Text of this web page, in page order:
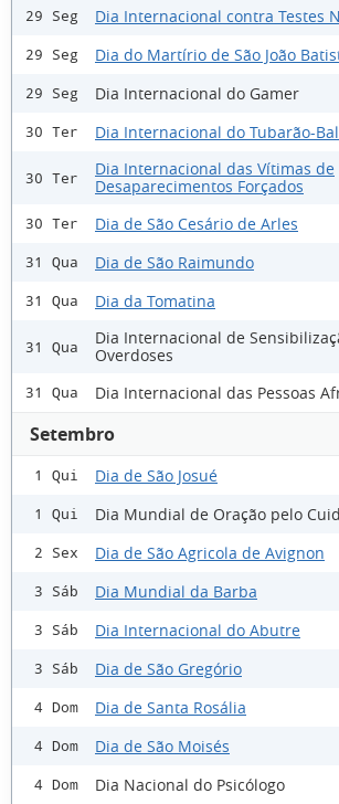
29 Seg Dia Internacional contra Testes
29 Seg Dia do Martírio de São João
29 Seg Dia Internacional do Gamer
30 Ter Dia Internacional do Tubarão-
30 Ter
Dia Internacional das Vítimas de
Desaparecimentos Forçados
30 Ter Dia de São Cesário de Arles
31 Qua Dia de São Raimundo
31 Qua Dia da Tomatina
31 Qua
Dia Internacional de
Overdoses
31 Qua Dia Internacional das Pessoas
Setembro
1 Qui Dia de São Josué
1 Qui Dia Mundial de Oração pelo
2 Sex Dia de São Agricola de Avignon
3 Sáb Dia Mundial da Barba
3 Sáb Dia Internacional do Abutre
3 Sáb Dia de São Gregório
4 Dom Dia de Santa Rosália
4 Dom Dia de São Moisés
4 Dom Dia Nacional do Psicólogo